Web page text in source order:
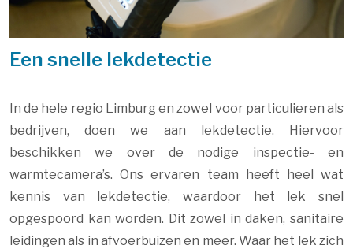
Een snelle lekdetectie
In de hele regio Limburg en zowel voor particulieren als
bedrijven, doen we aan lekdetectie. Hiervoor
beschikken we over de nodige inspectie- en
warmtecamera’s. Ons ervaren team heeft heel wat
kennis van lekdetectie, waardoor het lek snel
opgespoord kan worden. Dit zowel in daken, sanitaire
leidingen als in afvoerbuizen en meer. Waar het lek zich